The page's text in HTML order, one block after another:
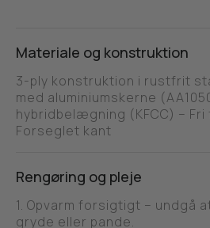
Materiale og konstruktion
3-ply konstruktion i rustfrit
med aluminiumskerne
hybridbelægning (KFCC) – Fri
Forseglet kant
Rengøring og pleje
1. Opvarm forsigtigt – undgå
gryde eller pande.